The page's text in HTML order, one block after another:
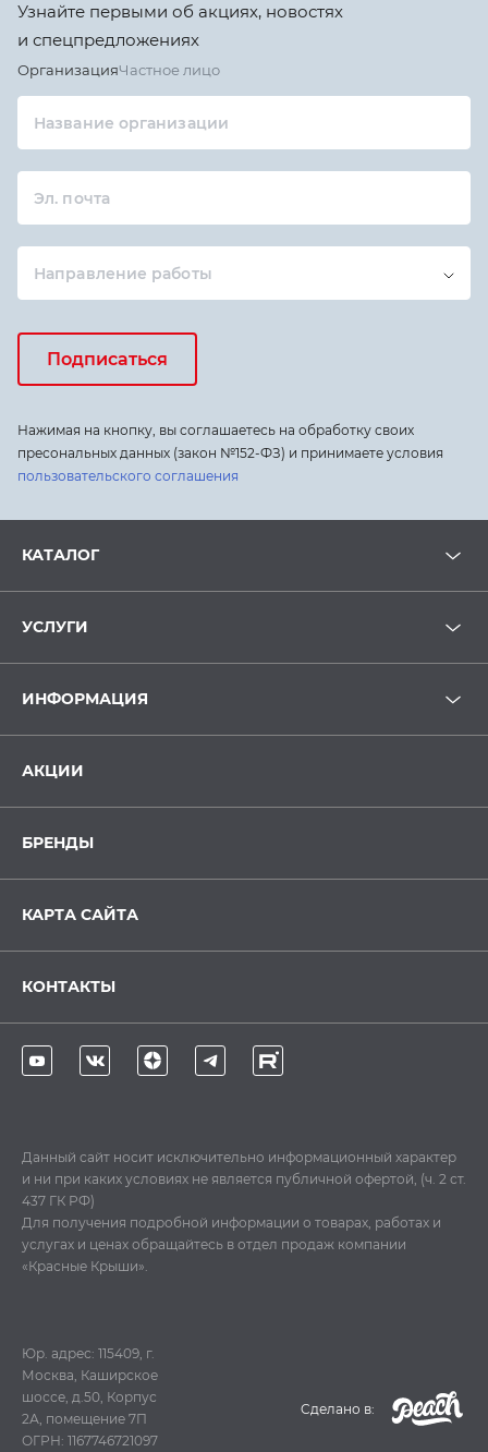
Узнайте первыми об акциях, новостях
и спецпредложениях
ОрганизацияЧастное лицо
Название организации
Эл. почта
Направление работы
Подписаться
Нажимая на кнопку, вы соглашаетесь на обработку своих
пресональных данных (закон №152-ФЗ) и принимаете условия
пользовательского соглашения
КАТАЛОГ
УСЛУГИ
ИНФОРМАЦИЯ
АКЦИИ
БРЕНДЫ
КАРТА САЙТА
КОНТАКТЫ
Данный сайт носит исключительно информационный характер
и ни при каких условиях не является публичной офертой, (ч. 2 ст.
437 ГК РФ)
Для получения подробной информации о товарах, работах и
услугах и ценах обращайтесь в отдел продаж компании
«Красные Крыши».
Юр. адрес: 115409, г.
Москва, Каширское
шоссе, д.50, Корпус
2А, помещение 7П
ОГРН: 1167746721097
Cделано в: